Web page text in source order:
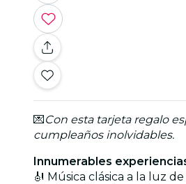
💌Con esta tarjeta regalo
cumpleaños inolvidables.
Innumerables
🎻 Música clásica a la luz